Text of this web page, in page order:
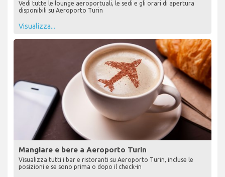
Vedi tutte le lounge aeroportuali, le sedi e gli orari di apertura
disponibili su Aeroporto Turin
Visualizza...
Mangiare e bere a Aeroporto Turin
Visualizza tutti i bar e ristoranti su Aeroporto Turin, incluse le
posizioni e se sono prima o dopo il check-in